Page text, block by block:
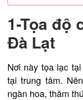
1-Tọa độ
Đà Lạt
Nơi này tọa lạc
tại trung tâm.
ngàn hoa, thăm